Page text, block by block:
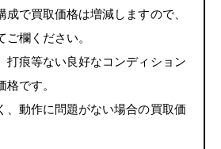
成で買取価格は増減しますので、
欄ください。
打痕等ない良好なコンディション
です。
、動作に問題がない場合の買取価